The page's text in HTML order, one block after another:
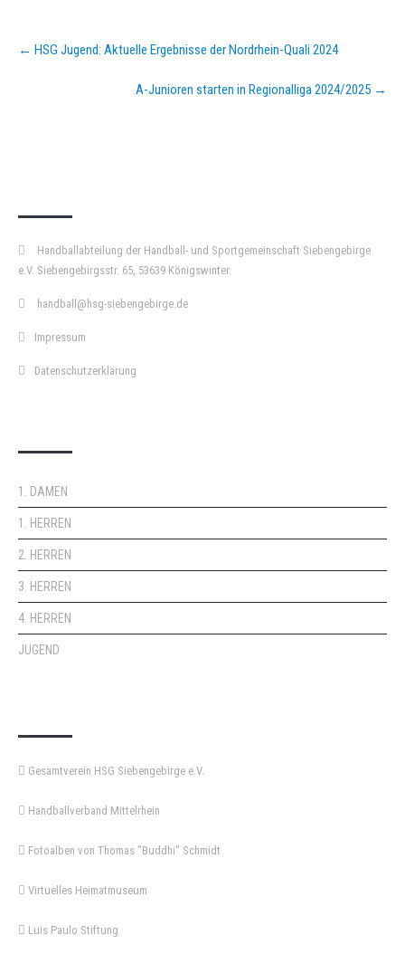
Post
navigation
← HSG Jugend: Aktuelle Ergebnisse der Nordrhein-Quali 2024
A-Junioren starten in Regionalliga 2024/2025 →
Handballabteilung der Handball- und Sportgemeinschaft Siebengebirge
e.V. Siebengebirgsstr. 65, 53639 Königswinter.
handball@hsg-siebengebirge.de
Impressum
Datenschutzerklärung
1. DAMEN
1. HERREN
2. HERREN
3. HERREN
4. HERREN
JUGEND
Gesamtverein HSG Siebengebirge e.V.
Handballverband Mittelrhein
Fotoalben von Thomas "Buddhi" Schmidt
Virtuelles Heimatmuseum
Luis Paulo Stiftung